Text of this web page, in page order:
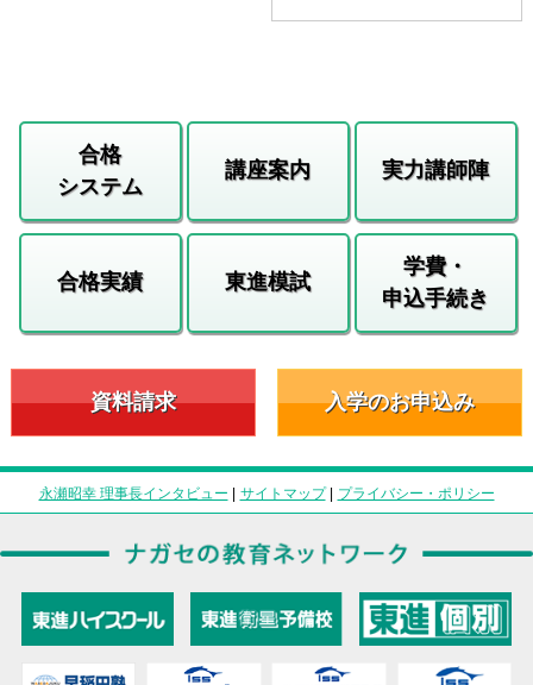
合格
システム
講座案内 実力講師陣
合格実績 東進模試
学費・
申込手続き
資料請求 入学のお申込み
永瀬昭幸 理事長インタビュー | サイトマップ| プライバシー・ポリシー